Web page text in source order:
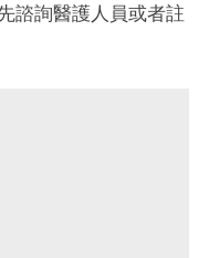
諮詢醫護人員或者註